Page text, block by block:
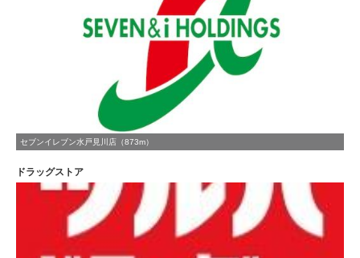
セブンイレブン水戸見川店（873m）
ドラッグストア